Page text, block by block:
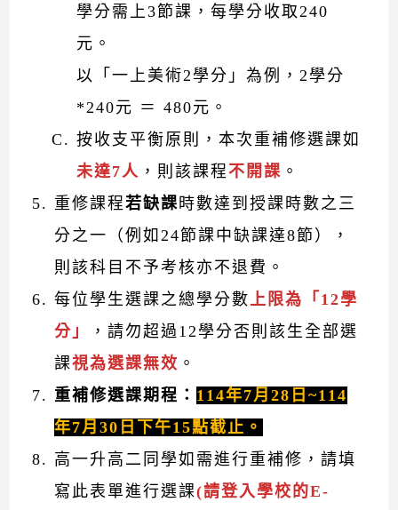
學分需上3節課，每學分收取240
元。
以「一上美術2學分」為例，2學分
*240元 ＝ 480元。
按收支平衡原則，本次重補修選課如
未達7人 ，則該課程不開課 。
重修課程若缺課時數達到授課時數之三
分之一（例如24節課中缺課達8節），
則該科目不予考核亦不退費。
每位學生選課之總學分數 上限為「12學
分」
，請勿超過12學分否則該生全部選
課視為選課無效 。
重補修選課期程： 114年7月28日~114
年7月30日下午15點截止。
高一升高二同學如需進行重補修，請填
寫此表單進行選課(請登入學校的E-